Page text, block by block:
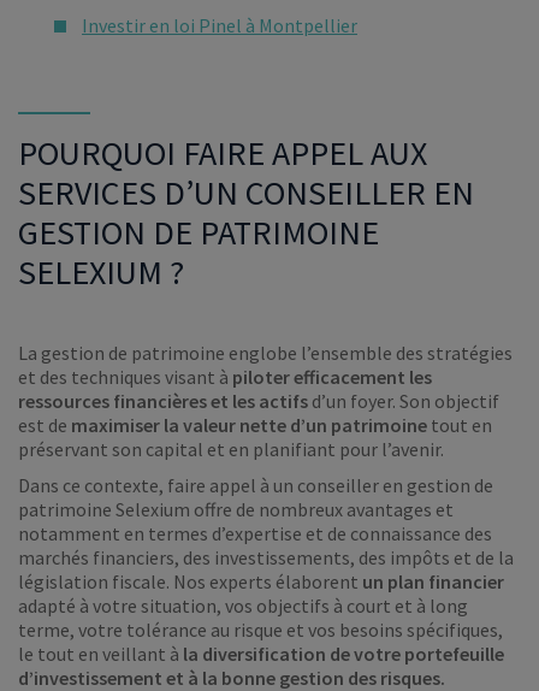
Investir en loi Pinel à Montpellier
POURQUOI FAIRE APPEL AUX
SERVICES D’UN CONSEILLER EN
GESTION DE PATRIMOINE
SELEXIUM ?
La gestion de patrimoine englobe l’ensemble des stratégies
et des techniques visant à piloter efficacement les
ressources financières et les actifs d’un foyer. Son objectif
est de maximiser la valeur nette d’un patrimoine tout en
préservant son capital et en planifiant pour l’avenir.
Dans ce contexte, faire appel à un conseiller en gestion de
patrimoine Selexium offre de nombreux avantages et
notamment en termes d’expertise et de connaissance des
marchés financiers, des investissements, des impôts et de la
législation fiscale. Nos experts élaborent un plan financier
adapté à votre situation, vos objectifs à court et à long
terme, votre tolérance au risque et vos besoins spécifiques,
le tout en veillant à la diversification de votre portefeuille
d’investissement et à la bonne gestion des risques.